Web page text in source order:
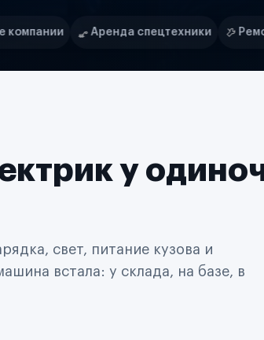
спецтехники Ремонт спецтехники
у
свет, питание кузова и
встала: у склада, на базе, в